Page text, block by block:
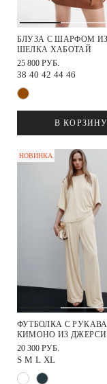
БЛУЗА С ШАРФОМ ИЗ
ШЕЛКА ХАБОТАЙ
25 800 РУБ.
38 40 42 44 46
В КОРЗИНУ
НОВИНКА
ФУТБОЛКА С
КИМОНО ИЗ ДЖЕРСИ
20 300 РУБ.
S M L XL